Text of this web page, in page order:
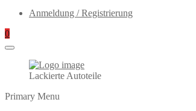
Anmeldung / Registrierung
0
Lackierte Autoteile
Primary Menu